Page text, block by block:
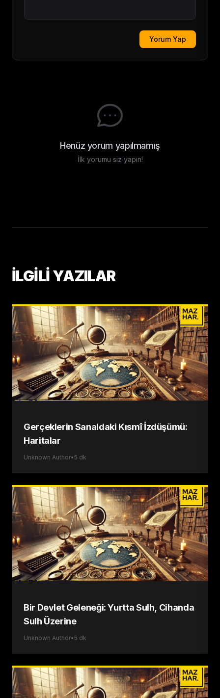
Yorum Yap
Henüz yorum yapılmamış
İlk yorumu siz yapın!
İLGİLİ YAZILAR
Gerçeklerin Sanaldaki Kısmî İzdüşümü:
Haritalar
Unknown Author•5 dk
Bir Devlet Geleneği: Yurtta Sulh, Cihanda
Sulh Üzerine
Unknown Author•5 dk